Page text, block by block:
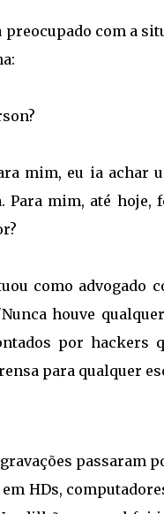
com a
mim, eu ia achar
mim, até hoje,
como advogado
houve
por hackers
para qualquer
passaram
em HDs,